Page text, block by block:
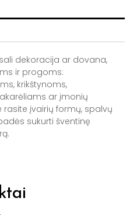
dekoracija ar dovana,
ir progoms:
krikštynoms,
ar įmonių
įvairių formų, spalvų
sukurti šventinę